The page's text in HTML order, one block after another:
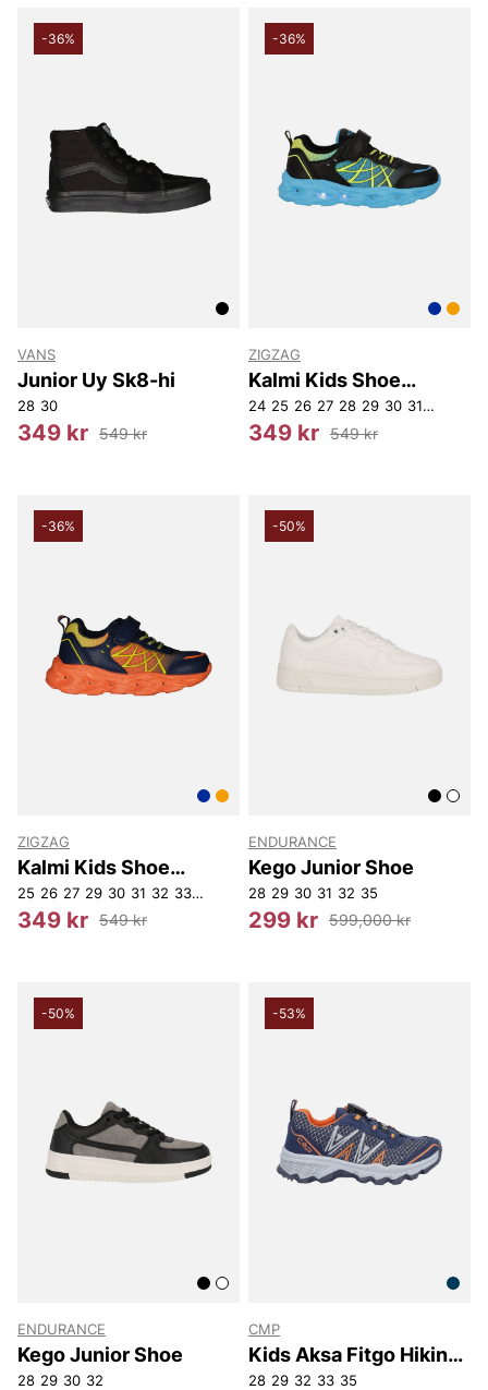
-36%
VANS
Junior Uy Sk8-hi
28 30
349 kr 549 kr
-36%
ZIGZAG
Kalmi Kids Shoe
w/Lights
24 25 26 27 28 29 30 31 32
349 kr 549 kr
-36%
ZIGZAG
Kalmi Kids Shoe
w/Lights
25 26 27 29 30 31 32 33 34
349 kr 549 kr
-50%
ENDURANCE
Kego Junior Shoe
28 29 30 31 32 35
299 kr 599,000 kr
-50%
ENDURANCE
Kego Junior Shoe
28 29 30 32
-53%
CMP
Kids Aksa Fitgo Hiking
Shoes
28 29 32 33 35